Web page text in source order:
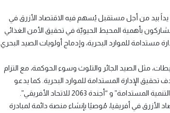
يداً بيد من أجل مستقبل يُسهم فيه الاقتصاد الأزرق في
بأهمية المحيط الحيويّة في تحقيق الأمن الغذائي
مستدامة للموارد البحرية، وإدماج أولويات الصيد البحري
مثل الصيد الجائر والتلوث وسوء الحوكمة، مع التزام
تحقيق الإدارة المستدامة للموارد البحرية. كما يدعو
“أجندة 2063 للاتحاد الأفريقي”.
الأزرق في أفريقيا، مُوصيًا بإنشاء منصة دائمة لمبادرة